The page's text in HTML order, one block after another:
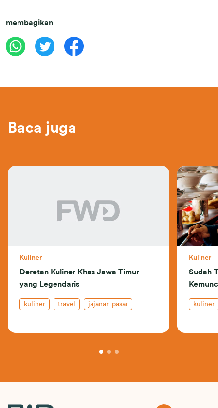
membagikan
Baca juga
Kuliner
Deretan Kuliner Khas Jawa Timur
yang Legendaris
kuliner travel jajanan pasar
Kuliner
Sudah
kuliner